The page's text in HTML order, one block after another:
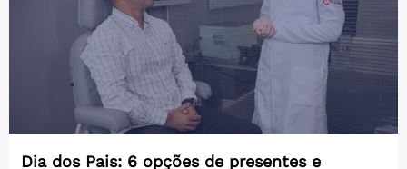
Dia dos Pais: 6 opções de presentes e